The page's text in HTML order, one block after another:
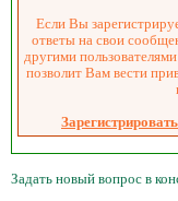
Если Вы
ответы на свои
другими
позволит Вам вести
Задать новый вопрос в